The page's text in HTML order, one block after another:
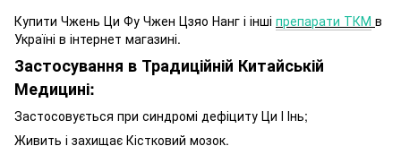
Купити Чжень Ци Фу Чжен Цзяо Нанг і інші препарати ТКМ в
Україні в інтернет магазині.
Застосування в Традиційній Китайській
Медицині:
Застосовується при синдромі дефіциту Ци І Інь;
Живить і захищає Кістковий мозок.